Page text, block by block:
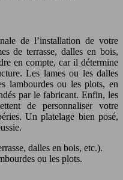
de l’installation de votre
de terrasse, dalles en bois,
en compte, car il détermine
Les lames ou les dalles
lambourdes ou les plots, en
par le fabricant. Enfin, les
de personnaliser votre
Un platelage bien posé,
dalles en bois, etc.).
ou les plots.